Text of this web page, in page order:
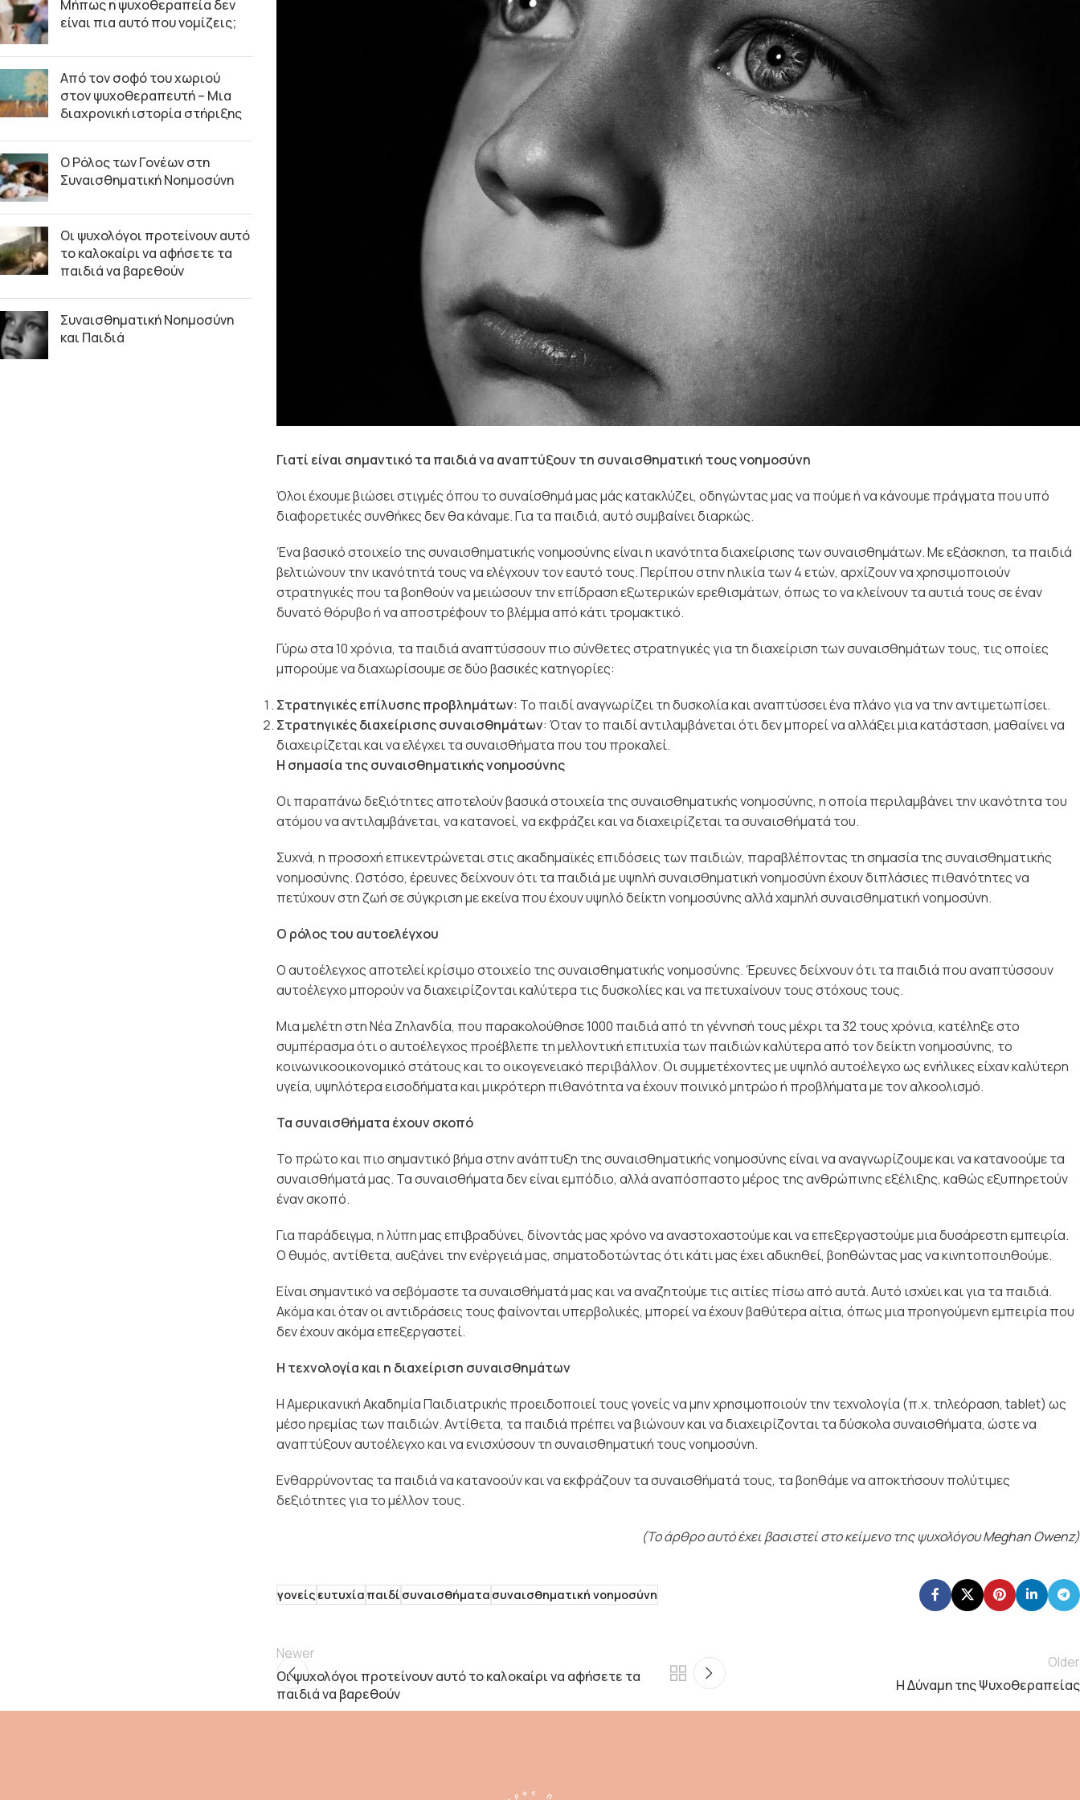
Μήπως η ψυχοθεραπεία δεν
είναι πια αυτό που νομίζεις;
Από τον σοφό του χωριού
στον ψυχοθεραπευτή – Μια
διαχρονική ιστορία στήριξης
Ο Ρόλος των Γονέων στη
Συναισθηματική Νοημοσύνη
Οι ψυχολόγοι προτείνουν αυτό
το καλοκαίρι να αφήσετε τα
παιδιά να βαρεθούν
Συναισθηματική Νοημοσύνη
και Παιδιά
Γιατί είναι σημαντικό τα παιδιά να αναπτύξουν τη συναισθηματική τους νοημοσύνη
Όλοι έχουμε βιώσει στιγμές όπου το συναίσθημά μας μάς κατακλύζει, οδηγώντας μας να πούμε ή να κάνουμε πράγματα που υπό
διαφορετικές συνθήκες δεν θα κάναμε. Για τα παιδιά, αυτό συμβαίνει διαρκώς.
Ένα βασικό στοιχείο της συναισθηματικής νοημοσύνης είναι η ικανότητα διαχείρισης των συναισθημάτων. Με εξάσκηση, τα παιδιά
βελτιώνουν την ικανότητά τους να ελέγχουν τον εαυτό τους. Περίπου στην ηλικία των 4 ετών, αρχίζουν να χρησιμοποιούν
στρατηγικές που τα βοηθούν να μειώσουν την επίδραση εξωτερικών ερεθισμάτων, όπως το να κλείνουν τα αυτιά τους σε έναν
δυνατό θόρυβο ή να αποστρέφουν το βλέμμα από κάτι τρομακτικό.
Γύρω στα 10 χρόνια, τα παιδιά αναπτύσσουν πιο σύνθετες στρατηγικές για τη διαχείριση των συναισθημάτων τους, τις οποίες
μπορούμε να διαχωρίσουμε σε δύο βασικές κατηγορίες:
Στρατηγικές επίλυσης προβλημάτων: Το παιδί αναγνωρίζει τη δυσκολία και αναπτύσσει ένα πλάνο για να την αντιμετωπίσει.
Στρατηγικές διαχείρισης συναισθημάτων: Όταν το παιδί αντιλαμβάνεται ότι δεν μπορεί να αλλάξει μια κατάσταση, μαθαίνει να
διαχειρίζεται και να ελέγχει τα συναισθήματα που του προκαλεί.
Η σημασία της συναισθηματικής νοημοσύνης
Οι παραπάνω δεξιότητες αποτελούν βασικά στοιχεία της συναισθηματικής νοημοσύνης, η οποία περιλαμβάνει την ικανότητα του
ατόμου να αντιλαμβάνεται, να κατανοεί, να εκφράζει και να διαχειρίζεται τα συναισθήματά του.
Συχνά, η προσοχή επικεντρώνεται στις ακαδημαϊκές επιδόσεις των παιδιών, παραβλέποντας τη σημασία της συναισθηματικής
νοημοσύνης. Ωστόσο, έρευνες δείχνουν ότι τα παιδιά με υψηλή συναισθηματική νοημοσύνη έχουν διπλάσιες πιθανότητες να
πετύχουν στη ζωή σε σύγκριση με εκείνα που έχουν υψηλό δείκτη νοημοσύνης αλλά χαμηλή συναισθηματική νοημοσύνη.
Ο ρόλος του αυτοελέγχου
Ο αυτοέλεγχος αποτελεί κρίσιμο στοιχείο της συναισθηματικής νοημοσύνης. Έρευνες δείχνουν ότι τα παιδιά που αναπτύσσουν
αυτοέλεγχο μπορούν να διαχειρίζονται καλύτερα τις δυσκολίες και να πετυχαίνουν τους στόχους τους.
Μια μελέτη στη Νέα Ζηλανδία, που παρακολούθησε 1000 παιδιά από τη γέννησή τους μέχρι τα 32 τους χρόνια, κατέληξε στο
συμπέρασμα ότι ο αυτοέλεγχος προέβλεπε τη μελλοντική επιτυχία των παιδιών καλύτερα από τον δείκτη νοημοσύνης, το
κοινωνικοοικονομικό στάτους και το οικογενειακό περιβάλλον. Οι συμμετέχοντες με υψηλό αυτοέλεγχο ως ενήλικες είχαν καλύτερη
υγεία, υψηλότερα εισοδήματα και μικρότερη πιθανότητα να έχουν ποινικό μητρώο ή προβλήματα με τον αλκοολισμό.
Τα συναισθήματα έχουν σκοπό
Το πρώτο και πιο σημαντικό βήμα στην ανάπτυξη της συναισθηματικής νοημοσύνης είναι να αναγνωρίζουμε και να κατανοούμε τα
συναισθήματά μας. Τα συναισθήματα δεν είναι εμπόδιο, αλλά αναπόσπαστο μέρος της ανθρώπινης εξέλιξης, καθώς εξυπηρετούν
έναν σκοπό.
Για παράδειγμα, η λύπη μας επιβραδύνει, δίνοντάς μας χρόνο να αναστοχαστούμε και να επεξεργαστούμε μια δυσάρεστη εμπειρία.
Ο θυμός, αντίθετα, αυξάνει την ενέργειά μας, σηματοδοτώντας ότι κάτι μας έχει αδικηθεί, βοηθώντας μας να κινητοποιηθούμε.
Είναι σημαντικό να σεβόμαστε τα συναισθήματά μας και να αναζητούμε τις αιτίες πίσω από αυτά. Αυτό ισχύει και για τα παιδιά.
Ακόμα και όταν οι αντιδράσεις τους φαίνονται υπερβολικές, μπορεί να έχουν βαθύτερα αίτια, όπως μια προηγούμενη εμπειρία που
δεν έχουν ακόμα επεξεργαστεί.
Η τεχνολογία και η διαχείριση συναισθημάτων
Η Αμερικανική Ακαδημία Παιδιατρικής προειδοποιεί τους γονείς να μην χρησιμοποιούν την τεχνολογία (π.χ. τηλεόραση, tablet) ως
μέσο ηρεμίας των παιδιών. Αντίθετα, τα παιδιά πρέπει να βιώνουν και να διαχειρίζονται τα δύσκολα συναισθήματα, ώστε να
αναπτύξουν αυτοέλεγχο και να ενισχύσουν τη συναισθηματική τους νοημοσύνη.
Ενθαρρύνοντας τα παιδιά να κατανοούν και να εκφράζουν τα συναισθήματά τους, τα βοηθάμε να αποκτήσουν πολύτιμες
δεξιότητες για το μέλλον τους.
(Το άρθρο αυτό έχει βασιστεί στο κείμενο της ψυχολόγουMeghan Owenz)
γονείςευτυχίαπαιδίσυναισθήματασυναισθηματική νοημοσύνη
Newer
Οι ψυχολόγοι προτείνουν αυτό το καλοκαίρι να αφήσετε τα
παιδιά να βαρεθούν
Older
Η Δύναμη της Ψυχοθεραπείας